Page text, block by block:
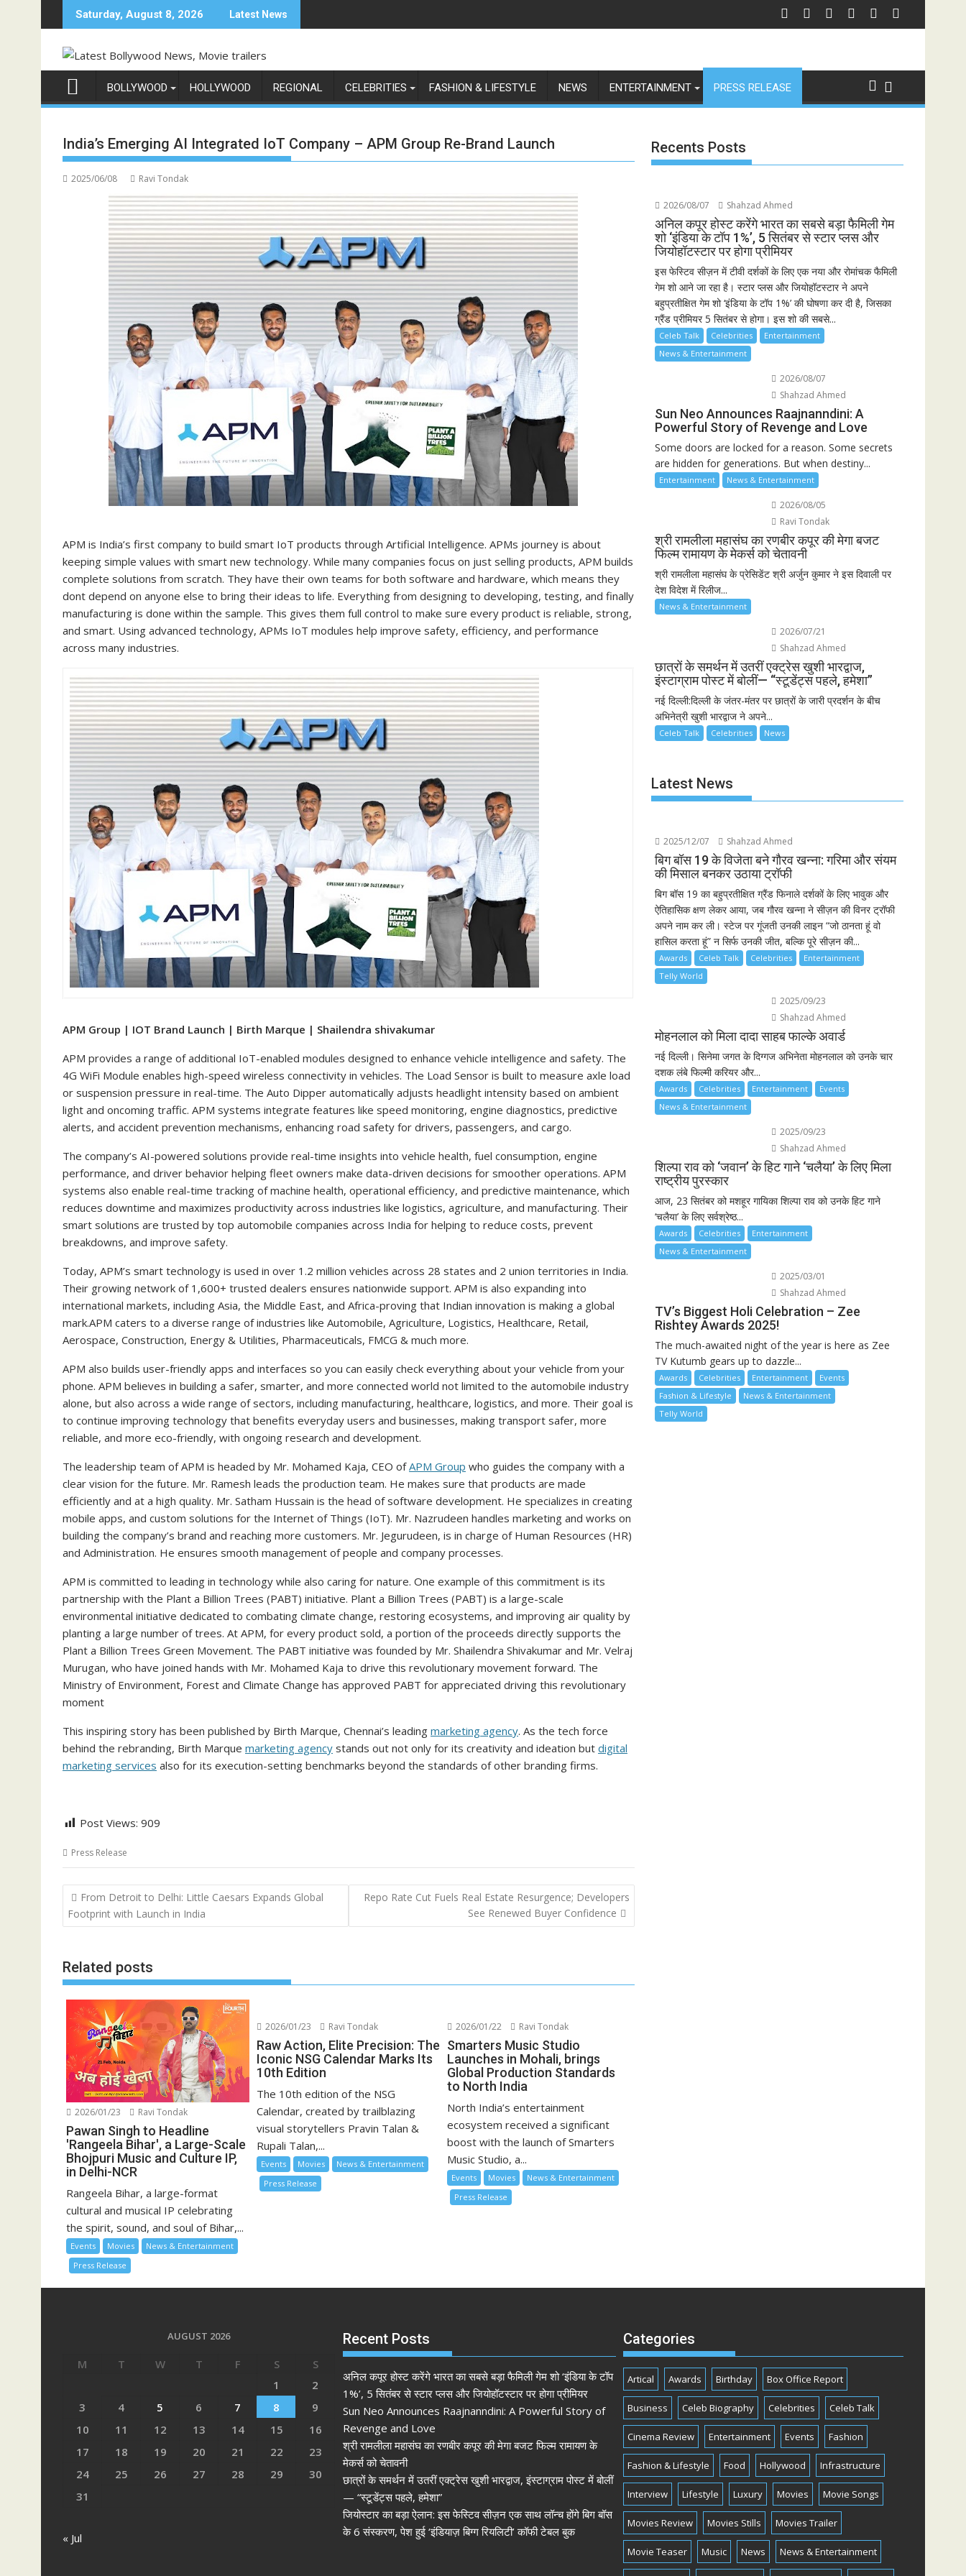
to
Saturday, August 8, 2026 Latest News
BOLLYWOOD HOLLYWOOD REGIONAL CELEBRITIES FASHION & LIFESTYLE NEWS ENTERTAINMENT PRESS RELEASE
India’s Emerging AI Integrated IoT Company – APM Group Re-Brand Launch
2025/06/08 Ravi Tondak
APM is India’s first company to build smart IoT products through Artificial Intelligence. APMs journey is about
keeping simple values with smart new technology. While many companies focus on just selling products, APM builds
complete solutions from scratch. They have their own teams for both software and hardware, which means they
dont depend on anyone else to bring their ideas to life. Everything from designing to developing, testing, and finally
manufacturing is done within the sample. This gives them full control to make sure every product is reliable, strong,
and smart. Using advanced technology, APMs IoT modules help improve safety, efficiency, and performance
across many industries.
APM Group | IOT Brand Launch | Birth Marque | Shailendra shivakumar
APM provides a range of additional IoT-enabled modules designed to enhance vehicle intelligence and safety. The
4G WiFi Module enables high-speed wireless connectivity in vehicles. The Load Sensor is built to measure axle load
or suspension pressure in real-time. The Auto Dipper automatically adjusts headlight intensity based on ambient
light and oncoming traffic. APM systems integrate features like speed monitoring, engine diagnostics, predictive
alerts, and accident prevention mechanisms, enhancing road safety for drivers, passengers, and cargo.
The company’s AI-powered solutions provide real-time insights into vehicle health, fuel consumption, engine
performance, and driver behavior helping fleet owners make data-driven decisions for smoother operations. APM
systems also enable real-time tracking of machine health, operational efficiency, and predictive maintenance, which
reduces downtime and maximizes productivity across industries like logistics, agriculture, and manufacturing. Their
smart solutions are trusted by top automobile companies across India for helping to reduce costs, prevent
breakdowns, and improve safety.
Today, APM’s smart technology is used in over 1.2 million vehicles across 28 states and 2 union territories in India.
Their growing network of 1,600+ trusted dealers ensures nationwide support. APM is also expanding into
international markets, including Asia, the Middle East, and Africa-proving that Indian innovation is making a global
mark.APM caters to a diverse range of industries like Automobile, Agriculture, Logistics, Healthcare, Retail,
Aerospace, Construction, Energy & Utilities, Pharmaceuticals, FMCG & much more.
APM also builds user-friendly apps and interfaces so you can easily check everything about your vehicle from your
phone. APM believes in building a safer, smarter, and more connected world not limited to the automobile industry
alone, but also across a wide range of sectors, including manufacturing, healthcare, logistics, and more. Their goal is
to continue improving technology that benefits everyday users and businesses, making transport safer, more
reliable, and more eco-friendly, with ongoing research and development.
The leadership team of APM is headed by Mr. Mohamed Kaja, CEO ofAPM Group who guides the company with a
clear vision for the future. Mr. Ramesh leads the production team. He makes sure that products are made
efficiently and at a high quality. Mr. Satham Hussain is the head of software development. He specializes in creating
mobile apps, and custom solutions for the Internet of Things (IoT). Mr. Nazrudeen handles marketing and works on
building the company’s brand and reaching more customers. Mr. Jegurudeen, is in charge of Human Resources (HR)
and Administration. He ensures smooth management of people and company processes.
APM is committed to leading in technology while also caring for nature. One example of this commitment is its
partnership with the Plant a Billion Trees (PABT) initiative. Plant a Billion Trees (PABT) is a large-scale
environmental initiative dedicated to combating climate change, restoring ecosystems, and improving air quality by
planting a large number of trees. At APM, for every product sold, a portion of the proceeds directly supports the
Plant a Billion Trees Green Movement. The PABT initiative was founded by Mr. Shailendra Shivakumar and Mr. Velraj
Murugan, who have joined hands with Mr. Mohamed Kaja to drive this revolutionary movement forward. The
Ministry of Environment, Forest and Climate Change has approved PABT for appreciated driving this revolutionary
moment
This inspiring story has been published by Birth Marque, Chennai’s leading marketing agency. As the tech force
behind the rebranding, Birth Marque marketing agency stands out not only for its creativity and ideation but digital
marketing services also for its execution-setting benchmarks beyond the standards of other branding firms.
Post Views: 909
Press Release
Post
navigation
From Detroit to Delhi: Little Caesars Expands Global
Footprint with Launch in India
Repo Rate Cut Fuels Real Estate Resurgence; Developers
See Renewed Buyer Confidence
Related posts
2026/01/23 Ravi Tondak
Pawan Singh to Headline
'Rangeela Bihar', a Large-Scale
Bhojpuri Music and Culture IP,
in Delhi-NCR
Rangeela Bihar, a large-format
cultural and musical IP celebrating
the spirit, sound, and soul of Bihar,...
Events Movies
News & Entertainment
Press Release
2026/01/23 Ravi Tondak
Raw Action, Elite Precision: The
Iconic NSG Calendar Marks Its
10th Edition
The 10th edition of the NSG
Calendar, created by trailblazing
visual storytellers Pravin Talan &
Rupali Talan,...
Events Movies
News & Entertainment
Press Release
2026/01/22 Ravi Tondak
Smarters Music Studio
Launches in Mohali, brings
Global Production Standards
to North India
North India’s entertainment
ecosystem received a significant
boost with the launch of Smarters
Music Studio, a...
Events Movies
News & Entertainment
Press Release
Recents Posts
2026/08/07 Shahzad Ahmed
अनिल कपूर होस्ट करेंगे भारत का सबसे बड़ा फैमिली गेम
शो ‘इंडिया के टॉप 1%’, 5 सितंबर से स्टार प्लस और
जियोहॉटस्टार पर होगा प्रीमियर
इस फेस्टिव सीज़न में टीवी दर्शकों के लिए एक नया और रोमांचक फैमिली
गेम शो आने जा रहा है। स्टार प्लस और जियोहॉटस्टार ने अपने
बहुप्रतीक्षित गेम शो ‘इंडिया के टॉप 1%’ की घोषणा कर दी है, जिसका
ग्रैंड प्रीमियर 5 सितंबर से होगा। इस शो की सबसे...
Celeb Talk Celebrities
Entertainment
News & Entertainment
2026/08/07
Shahzad Ahmed
Sun Neo Announces Raajnanndini: A
Powerful Story of Revenge and Love
Some doors are locked for a reason. Some secrets
are hidden for generations. But when destiny...
Entertainment News & Entertainment
2026/08/05
Ravi Tondak
श्री रामलीला महासंघ का रणबीर कपूर की मेगा बजट
फिल्म रामायण के मेकर्स को चेतावनी
श्री रामलीला महासंघ के प्रेसिडेंट श्री अर्जुन कुमार ने इस दिवाली पर
देश विदेश में रिलीज...
News & Entertainment
2026/07/21
Shahzad Ahmed
छात्रों के समर्थन में उतरीं एक्ट्रेस खुशी भारद्वाज,
इंस्टाग्राम पोस्ट में बोलीं— “स्टूडेंट्स पहले, हमेशा”
नई दिल्ली:दिल्ली के जंतर-मंतर पर छात्रों के जारी प्रदर्शन के बीच
अभिनेत्री खुशी भारद्वाज ने अपने...
Celeb Talk Celebrities News
Latest News
2025/12/07 Shahzad Ahmed
बिग बॉस 19 के विजेता बने गौरव खन्ना: गरिमा और संयम
की मिसाल बनकर उठाया ट्रॉफी
बिग बॉस 19 का बहुप्रतीक्षित ग्रैंड फिनाले दर्शकों के लिए भावुक और
ऐतिहासिक क्षण लेकर आया, जब गौरव खन्ना ने सीज़न की विनर ट्रॉफी
अपने नाम कर ली। स्टेज पर गूंजती उनकी लाइन “जो ठानता हूं वो
हासिल करता हूं” न सिर्फ उनकी जीत, बल्कि पूरे सीज़न की...
Awards Celeb Talk Celebrities
Entertainment
Telly World
2025/09/23
Shahzad Ahmed
मोहनलाल को मिला दादा साहब फाल्के अवार्ड
नई दिल्ली। सिनेमा जगत के दिग्गज अभिनेता मोहनलाल को उनके चार
दशक लंबे फिल्मी करियर और...
Awards Celebrities Entertainment
Events
News & Entertainment
2025/09/23
Shahzad Ahmed
शिल्पा राव को ‘जवान’ के हिट गाने ‘चलैया’ के लिए मिला
राष्ट्रीय पुरस्कार
आज, 23 सितंबर को मशहूर गायिका शिल्पा राव को उनके हिट गाने
‘चलैया’ के लिए सर्वश्रेष्ठ...
Awards Celebrities
Entertainment
News & Entertainment
2025/03/01
Shahzad Ahmed
TV’s Biggest Holi Celebration – Zee
Rishtey Awards 2025!
The much-awaited night of the year is here as Zee
TV Kutumb gears up to dazzle...
Awards Celebrities Entertainment
Events
Fashion & Lifestyle
News & Entertainment
Telly World
AUGUST 2026
M T W T F S
S
1
2
3
4 5 6 7 8
9
10
11 12 13 14 15
16
17
18 19 20 21 22
23
24
25 26 27 28 29
30
31
« Jul
Recent Posts
अनिल कपूर होस्ट करेंगे भारत का सबसे बड़ा फैमिली गेम शो ‘इंडिया के टॉप
1%’, 5 सितंबर से स्टार प्लस और जियोहॉटस्टार पर होगा प्रीमियर
Sun Neo Announces Raajnanndini: A Powerful Story of
Revenge and Love
श्री रामलीला महासंघ का रणबीर कपूर की मेगा बजट फिल्म रामायण के
मेकर्स को चेतावनी
छात्रों के समर्थन में उतरीं एक्ट्रेस खुशी भारद्वाज, इंस्टाग्राम पोस्ट में बोलीं
— “स्टूडेंट्स पहले, हमेशा”
जियोस्टार का बड़ा ऐलान: इस फेस्टिव सीज़न एक साथ लॉन्च होंगे बिग बॉस
के 6 संस्करण, पेश हुई ‘इंडियाज़ बिग्ग रियलिटी’ कॉफी टेबल बुक
Categories
Artical Awards Birthday Box Office Report
Business Celeb Biography Celebrities Celeb Talk
Cinema Review Entertainment Events Fashion
Fashion & Lifestyle Food Hollywood Infrastructure
Interview Lifestyle Luxury Movies Movie Songs
Movies Review Movies Stills Movies Trailer
Movie Teaser Music News News & Entertainment